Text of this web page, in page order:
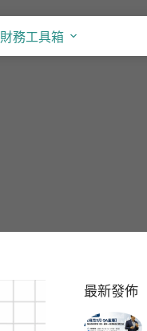
財務工具箱
最新發佈